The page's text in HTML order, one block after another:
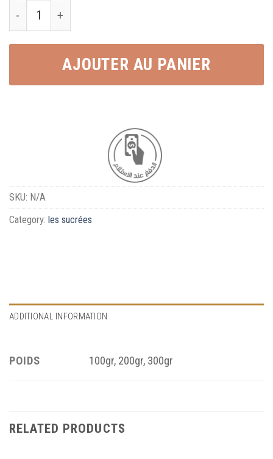
Amandes Caramélisées au fraise quantity
AJOUTER AU PANIER
SKU: N/A
Category: les sucrées
ADDITIONAL INFORMATION
POIDS 100gr, 200gr, 300gr
RELATED PRODUCTS